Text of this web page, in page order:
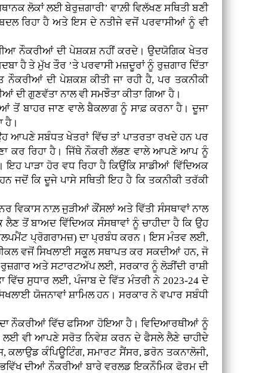
ਲੋਕਾਂ ਲਈ ਬੇਰੁਜ਼ਗਾਰੀ’ ਵਾਲ਼ੀ ਵਿਲੱਖਣ ਸਥਿਤੀ ਬਣੀ
ਰਿਹਾ ਹੈ ਅਤੇ ਇਸ ਦੇ ਨਤੀਜੇ ਵਜੋਂ ਪਰਵਾਸੀਆਂ ਨੂੰ ਵੀ
ਨੌਕਰੀਆਂ ਦੀ ਪੇਸ਼ਕਸ਼ ਨਹੀਂ ਕਰਦੇ। ਉਦਯੋਗਿਕ ਖੇਤਰ
ਹੈ ਤੇ ਮੁੱਖ ਤੌਰ ’ਤੇ ਪਰਵਾਸੀ ਮਜ਼ਦੂਰਾਂ ਨੂੰ ਰੁਜ਼ਗਾਰ ਦਿੱਤਾ
ਨੌਕਰੀਆਂ ਦੀ ਪੇਸ਼ਕਸ਼ ਕੀਤੀ ਜਾ ਰਹੀ ਹੈ, ਪਰ ਤਕਨੀਕੀ
ਗੁਣਵੱਤਾ ਨਾਲ ਵੀ ਸਮਝੌਤਾ ਕੀਤਾ ਗਿਆ ਹੈ।
ਤੋਂ ਬਾਹਰ ਜਾਣ ਵਾਲੇ ਬੈਕਲਾਗ ਨੂੰ ਸਾਫ਼ ਕਰਨਾ ਹੈ। ਦੂਜਾ
ਹੈ।
ਸਬੰਧਤ ਖੇਤਰਾਂ ਵਿੱਚ ਤਾਂ ਪਾਤਰਤਾ ਰਖਦੇ ਹਨ ਪਰ
ਕਰ ਰਿਹਾ ਹੈ। ਜਿੱਥੇ ਨੌਕਰੀ ਲੱਭਣ ਵਾਲੇ ਆਪਣੇ ਆਪ ਨੂੰ
ਪਾੜਾ ਹੋਰ ਵਧ ਰਿਹਾ ਹੈ ਕਿਉਂਕਿ ਸਾਡੀਆਂ ਵਿੱਦਿਅਕ
ਕਿ ਦੂਜੇ ਪਾਸੇ ਸਥਿਤੀ ਇਹ ਹੈ ਕਿ ਤਕਨੀਕੀ ਤਰੱਕੀ
ਨਾਲ਼ ਜੁੜੀਆਂ ਕੌਂਸਲਾਂ ਅਤੇ ਵਿੱਤੀ ਸੰਸਥਾਵਾਂ ਨਾਲ
ਤੋਂ ਬਾਅਦ ਵਿੱਦਿਅਕ ਸੰਸਥਾਵਾਂ ਨੂੰ ਚਾਹੀਦਾ ਹੈ ਕਿ ਉਹ
ਪ੍ਰੋਗਰਾਮਜ਼) ਦਾ ਪ੍ਰਬੰਧ ਕਰਨ। ਇਸ ਮੰਤਵ ਲਈ,
ਵਜੋਂ ਸਿਖਲਾਈ ਸਕੂਲ ਸਥਾਪਤ ਕਰ ਸਕਦੀਆਂ ਹਨ, ਜੋ
ਅਤੇ ਸਟਾਰਟਅੱਪ ਲਈ, ਸਰਕਾਰ ਨੂੰ ਲੋੜੀਂਦੀ ਰਾਸ਼ੀ
ਸੁਧਾਰ ਲਈ, ਪੰਜਾਬ ਦੇ ਵਿੱਤ ਮੰਤਰੀ ਨੇ 2023-24 ਦੇ
ਯੋਜਨਾਵਾਂ ਸ਼ਾਮਿਲ ਹਨ। ਸਰਕਾਰ ਨੇ ਵਪਾਰ ਸਬੰਧੀ
ਨੌਕਰੀਆਂ ਵਿੱਚ ਫਸਿਆ ਹੋਇਆ ਹੈ। ਵਿਦਿਆਰਥੀਆਂ ਨੂੰ
ਵੀ ਆਪਣੇ ਸਰੋਤ ਨਿਵੇਸ਼ ਕਰਨ ਦੇ ਫੈਸਲੇ ਲੈਣੇ ਚਾਹੀਦੇ
ਕੰਪਿਊਟਿੰਗ, ਸਮਾਰਟ ਸੈਂਸਰ, ਡਰੋਨ ਤਕਨਾਲੋਜੀ,
ਦੀਆਂ ਨੌਕਰੀਆਂ ਬਾਰੇ ਵਰਲਡ ਇਕਨੌਮਿਕ ਫੋਰਮ ਦੀ